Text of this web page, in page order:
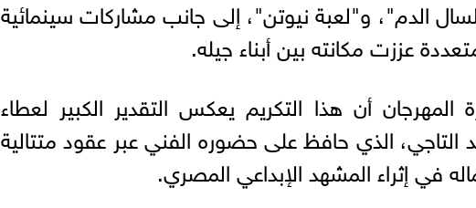
الدم"، و"لعبة نيوتن"، إلى جانب مشاركات سينمائية
عززت مكانته بين أبناء جيله.
المهرجان أن هذا التكريم يعكس التقدير الكبير لعطاء
التاجي، الذي حافظ على حضوره الفني عبر عقود متتالية
في إثراء المشهد الإبداعي المصري.